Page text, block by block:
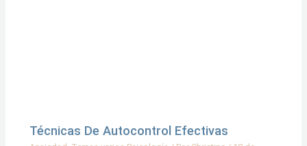
Técnicas De Autocontrol Efectivas